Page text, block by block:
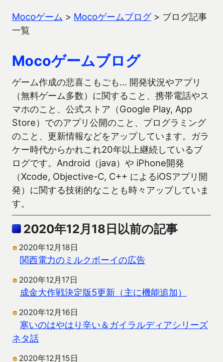
Mocoゲーム > Mocoゲームブログ> ブログ記事
一覧
Mocoゲームブログ
ゲーム作成の悲喜こもごも… 開発状況やアプリ
（無料ゲーム多数）に関すること、携帯電話やス
マホのこと、公式ストア（Google Play, App
Store）でのアプリ公開のこと、プログラミング
のこと、更新情報などをアップしています。ガラ
ケー時代からかれこれ20年以上継続しているブ
ログです。Android（java）や iPhone開発
（Xcode, Objective-C, C++ によるiOSアプリ開
発）に関する技術的なことも時々アップしていま
す。
2020年12月18日以前の記事
2020年12月18日
関西電力のミルクボーイの広告
2020年12月17日
成金大作戦決定版5更新（主に機能追加）
2020年12月16日
寒いのはやはり辛い＆ガイラルディアシリーズ
ネタ話
2020年12月15日